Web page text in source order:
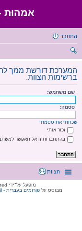
אמהוּת -
התחבר
ש
המערכת דורשת ממך
ברשימות הצוות.
שם משתמש:
ססמה:
שכחתי את ססמתי
זכור אותי
בהתחברות זו אל תאפשר
הצוות
מופעל על־ידי
מבוסס עלphpBB.co.il - פורומים בעברית